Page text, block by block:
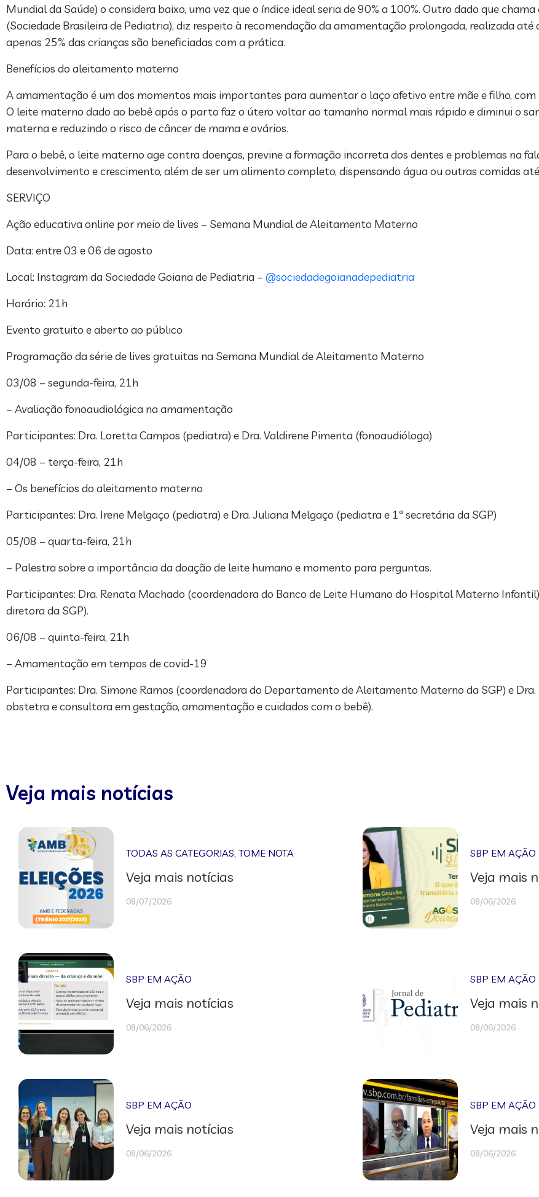
Mundial da Saúde) o considera baixo, uma vez que o índice ideal seria de 90% a 100%. Outro dado que chama
(Sociedade Brasileira de Pediatria), diz respeito à recomendação da amamentação prolongada, realizada até
apenas 25% das crianças são beneficiadas com a prática.
Benefícios do aleitamento materno
A amamentação é um dos momentos mais importantes para aumentar o laço afetivo entre mãe e filho, com
O leite materno dado ao bebê após o parto faz o útero voltar ao tamanho normal mais rápido e diminui o
materna e reduzindo o risco de câncer de mama e ovários.
Para o bebê, o leite materno age contra doenças, previne a formação incorreta dos dentes e problemas na
desenvolvimento e crescimento, além de ser um alimento completo, dispensando água ou outras comidas
SERVIÇO
Ação educativa online por meio de lives – Semana Mundial de Aleitamento Materno
Data: entre 03 e 06 de agosto
Local: Instagram da Sociedade Goiana de Pediatria – @sociedadegoianadepediatria
Horário: 21h
Evento gratuito e aberto ao público
Programação da série de lives gratuitas na Semana Mundial de Aleitamento Materno
03/08 – segunda-feira, 21h
– Avaliação fonoaudiológica na amamentação
Participantes: Dra. Loretta Campos (pediatra) e Dra. Valdirene Pimenta (fonoaudióloga)
04/08 – terça-feira, 21h
– Os benefícios do aleitamento materno
Participantes: Dra. Irene Melgaço (pediatra)⁣ e Dra. Juliana Melgaço (pediatra e 1ª secretária da SGP)⁣
05/08 – quarta-feira, 21h
– Palestra sobre a importância da doação de leite humano e momento para perguntas.
Participantes: Dra. Renata Machado (coordenadora do Banco de Leite Humano do Hospital Materno
diretora da SGP).
06/08 – quinta-feira, 21h
– Amamentação em tempos de covid-19
Participantes: Dra. Simone Ramos (coordenadora do Departamento de Aleitamento Materno da SGP) e Dra.
obstetra e consultora em gestação, amamentação e cuidados com o bebê).
Veja mais notícias
TODAS AS CATEGORIAS,TOME NOTA
Veja mais notícias
08/07/2026
SBP EM AÇÃO
Veja mais
08/06/2026
SBP EM AÇÃO
Veja mais notícias
08/06/2026
SBP EM AÇÃO
Veja mais
08/06/2026
SBP EM AÇÃO
Veja mais notícias
08/06/2026
SBP EM AÇÃO
Veja mais
08/06/2026